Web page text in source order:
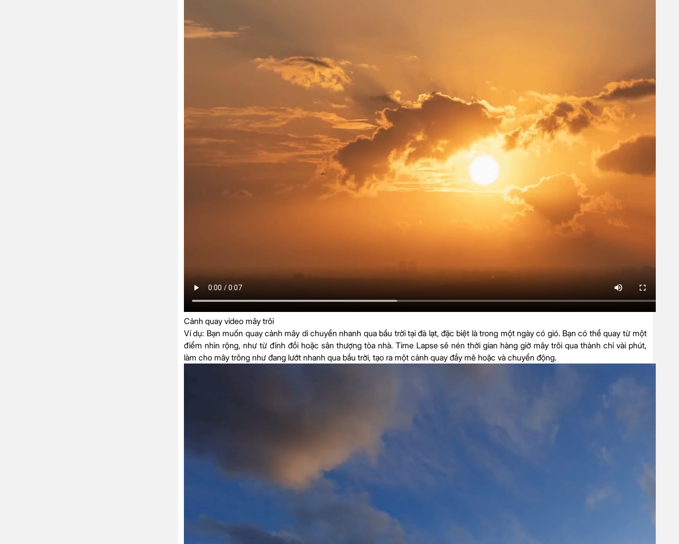
Cảnh quay video mây trôi
Ví dụ: Bạn muốn quay cảnh mây di chuyển nhanh qua bầu trời tại đà lạt, đặc biệt là trong một ngày có gió. Bạn có thể quay từ một
điểm nhìn rộng, như từ đỉnh đồi hoặc sân thượng tòa nhà. Time Lapse sẽ nén thời gian hàng giờ mây trôi qua thành chỉ vài phút,
làm cho mây trông như đang lướt nhanh qua bầu trời, tạo ra một cảnh quay đầy mê hoặc và chuyển động.